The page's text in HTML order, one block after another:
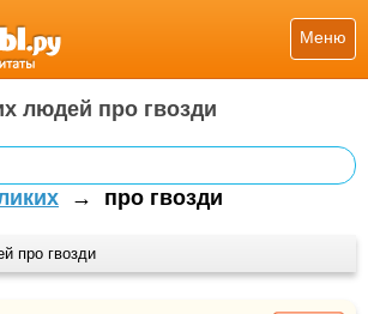
Меню
людей про гвозди
→ про гвозди
про гвозди